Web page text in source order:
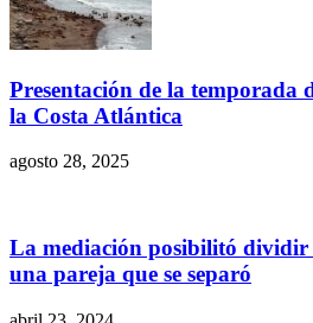
Presentación de la temporada
la Costa Atlántica
agosto 28, 2025
La mediación posibilitó dividir
una pareja que se separó